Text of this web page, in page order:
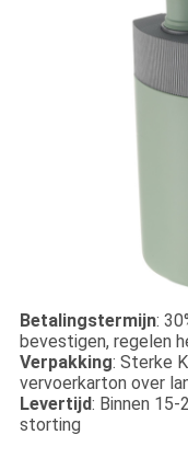
Betalingstermijn:
bevestigen, regelen
Verpakking: Sterke
vervoerkarton over
Levertijd: Binnen 15-
storting